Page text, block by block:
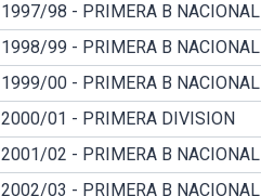
1997/98 - PRIMERA B NACIONAL
1998/99 - PRIMERA B NACIONAL
1999/00 - PRIMERA B NACIONAL
2000/01 - PRIMERA DIVISION
2001/02 - PRIMERA B NACIONAL
2002/03 - PRIMERA B NACIONAL